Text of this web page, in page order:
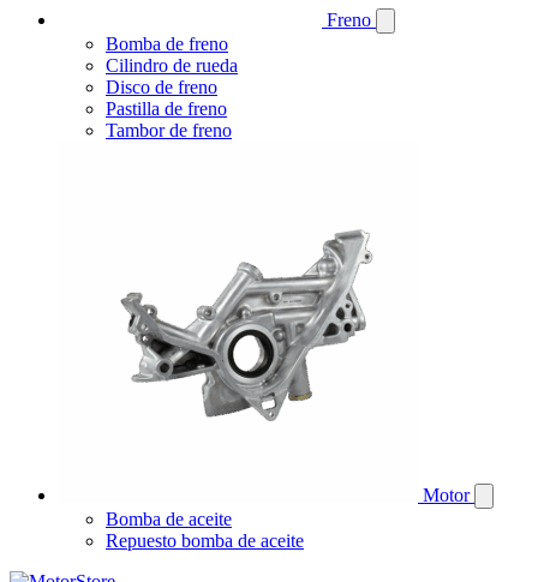
Freno
Bomba de freno
Cilindro de rueda
Disco de freno
Pastilla de freno
Tambor de freno
Motor
Bomba de aceite
Repuesto bomba de aceite